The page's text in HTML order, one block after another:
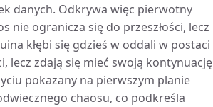
danych. Odkrywa więc pierwotny
nie ogranicza się do przeszłości, lecz
kłębi się gdzieś w oddali w postaci
lecz zdają się mieć swoją kontynuację
pokazany na pierwszym planie
chaosu, co podkreśla